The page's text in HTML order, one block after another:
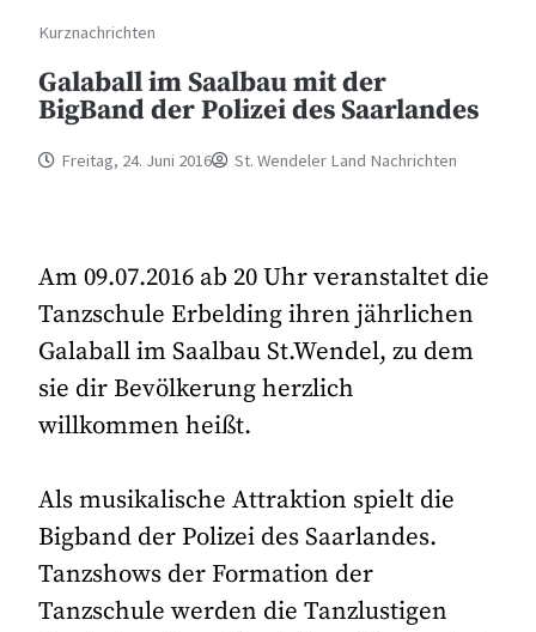
Kurznachrichten
Galaball im Saalbau mit der
BigBand der Polizei des Saarlandes
Freitag, 24. Juni 2016 St. Wendeler Land Nachrichten
Am 09.07.2016 ab 20 Uhr veranstaltet die
Tanzschule Erbelding ihren jährlichen
Galaball im Saalbau St.Wendel, zu dem
sie dir Bevölkerung herzlich
willkommen heißt.
Als musikalische Attraktion spielt die
Bigband der Polizei des Saarlandes.
Tanzshows der Formation der
Tanzschule werden die Tanzlustigen